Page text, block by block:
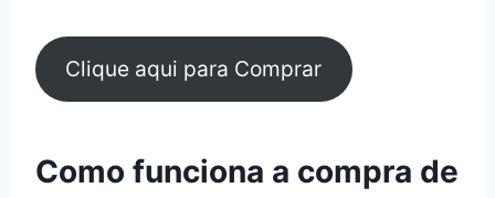
Clique aqui para Comprar
Como funciona a compra de